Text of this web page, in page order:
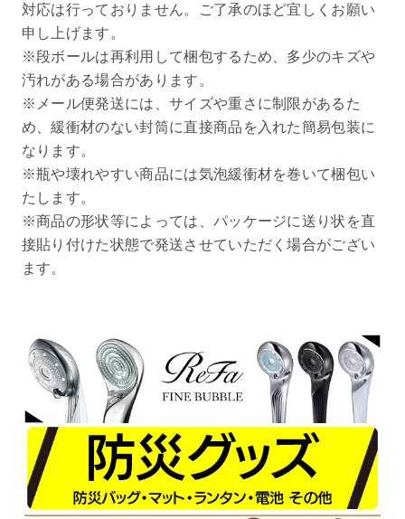
対応は行っておりません。ご了承のほど宜しくお願い
申し上げます。
※段ボールは再利用して梱包するため、多少のキズや
汚れがある場合があります。
※メール便発送には、サイズや重さに制限があるた
め、緩衝材のない封筒に直接商品を入れた簡易包装に
なります。
※瓶や壊れやすい商品には気泡緩衝材を巻いて梱包い
たします。
※商品の形状等によっては、パッケージに送り状を直
接貼り付けた状態で発送させていただく場合がござい
ます。